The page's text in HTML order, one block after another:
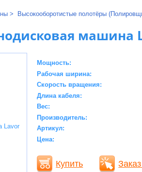
Высокооборотистые полотёры
машина
Мощность:
Рабочая ширина:
Скорость вращения:
Длина кабеля:
Вес:
Производитель:
Артикул:
Цена:
Купить